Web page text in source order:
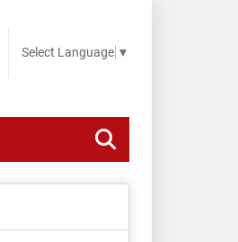
Select Language ▼